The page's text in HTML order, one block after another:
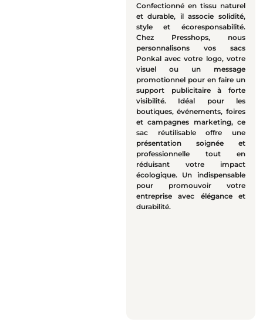
Confectionné en tissu naturel
et durable, il associe solidité,
style et écoresponsabilité.
Chez Presshops, nous
personnalisons vos sacs
Ponkal avec votre logo, votre
visuel ou un message
promotionnel pour en faire un
support publicitaire à forte
visibilité. Idéal pour les
boutiques, événements, foires
et campagnes marketing, ce
sac réutilisable offre une
présentation soignée et
professionnelle tout en
réduisant votre impact
écologique. Un indispensable
pour promouvoir votre
entreprise avec élégance et
durabilité.